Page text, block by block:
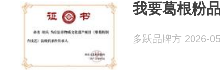
我要葛根粉
多跃品牌方 2026-